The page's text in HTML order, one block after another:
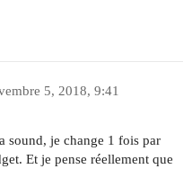
5, 2018, 9:41
je change 1 fois par
Et je pense réellement que